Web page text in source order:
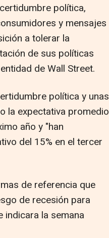
política,
y mensajes
a tolerar la
de sus políticas
de Wall Street.
política y unas
la expectativa promedio
año y "han
del 15% en el tercer
de referencia que
de recesión para
indicara la semana